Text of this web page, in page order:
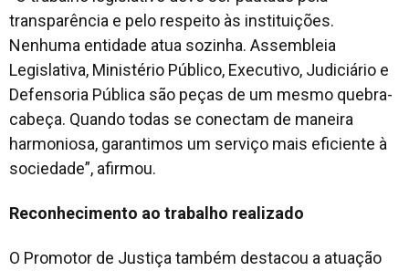
transparência e pelo respeito às instituições.
Nenhuma entidade atua sozinha. Assembleia
Legislativa, Ministério Público, Executivo, Judiciário e
Defensoria Pública são peças de um mesmo quebra-
cabeça. Quando todas se conectam de maneira
harmoniosa, garantimos um serviço mais eficiente à
sociedade”, afirmou.
Reconhecimento ao trabalho realizado
O Promotor de Justiça também destacou a atuação